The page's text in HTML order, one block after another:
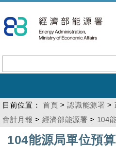
到
主
內
容
目前位置： 首頁 >認識能源署 >
會計月報 > 經濟部能源署 > 104
104能源局單位預算